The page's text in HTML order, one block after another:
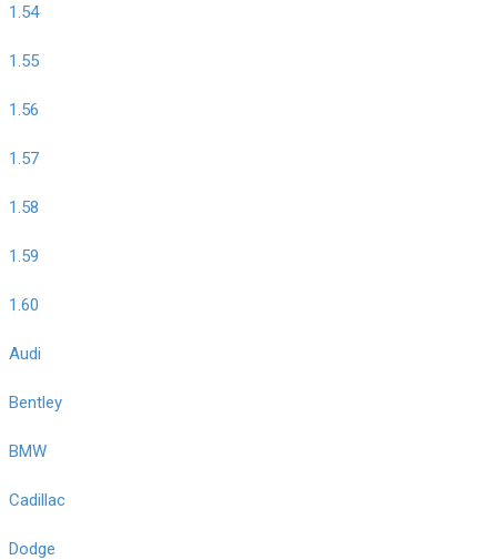
1.54
1.55
1.56
1.57
1.58
1.59
1.60
Audi
Bentley
BMW
Cadillac
Dodge